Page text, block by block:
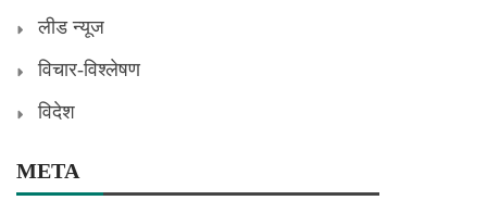
लीड न्यूज
विचार-विश्लेषण
विदेश
META